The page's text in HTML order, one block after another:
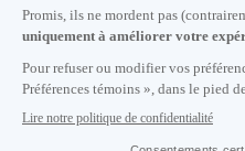
S'abonner